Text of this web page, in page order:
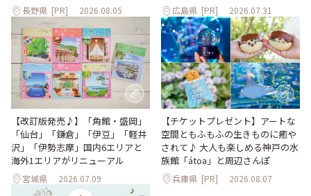
長野県 [PR] 2026.08.05 広島県 [PR] 2026.07.31
【改訂版発売♪】「角館・盛岡」
「仙台」「鎌倉」「伊豆」「軽井
沢」「伊勢志摩」国内6エリアと
海外1エリアがリニューアル
宮城県 2026.07.09
【チケットプレゼント】アートな
空間ともふもふの生きものに癒や
されて♪ 大人も楽しめる神戸の水
族館「átoa」と周辺さんぽ
兵庫県 [PR] 2026.08.07